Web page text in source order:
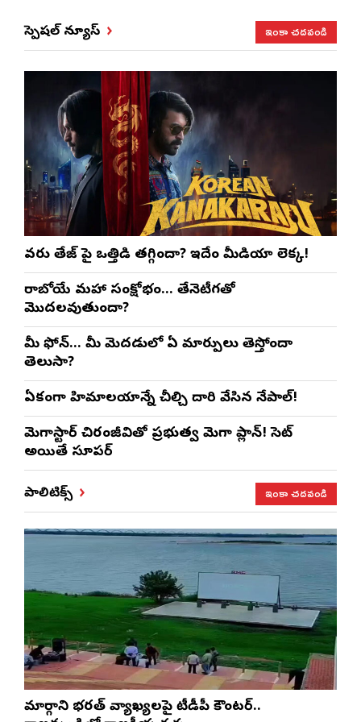
స్పెషల్ న్యూస్ ఇంకా చదవండి
వరుణ్ తేజ్‌ పై ఒత్తిడి తగ్గిందా? ఇదేం మీడియా లెక్క!
రాబోయే మహా సంక్షోభం… తేనెటీగతో
మొదలవుతుందా?
మీ ఫోన్… మీ మెదడులో ఏ మార్పులు తెస్తోందా
తెలుసా?
ఏకంగా హిమాలయాన్నే చీల్చి దారి వేసిన నేపాల్!
మెగాస్టార్ చిరంజీవితో ప్రభుత్వ మెగా ప్లాన్! సెట్
అయితే సూపర్
పాలిటిక్స్ ఇంకా చదవండి
మార్గాని భరత్ వ్యాఖ్యలపై టీడీపీ కౌంటర్..